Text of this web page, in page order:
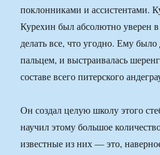
поклонниками и ассистентами.
Курехин был абсолютно уверен
делать все, что угодно. Ему
пальцем, и выстраивалась
составе всего питерского
Он создал целую школу этого
научил этому большое
известные из них — это,